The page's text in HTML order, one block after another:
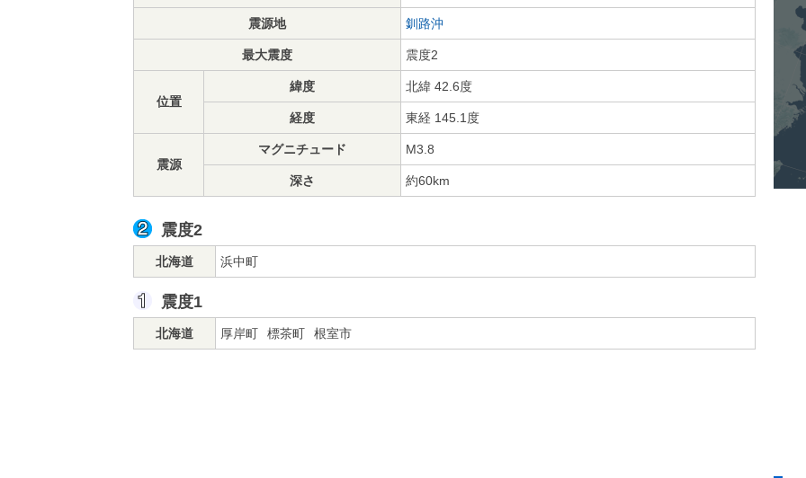
震源地 釧路沖
最大震度 震度2
位置
緯度 北緯 42.6度
経度 東経 145.1度
震源
マグニチュード M3.8
深さ 約60km
震度2
北海道 浜中町
震度1
北海道 厚岸町 標茶町 根室市